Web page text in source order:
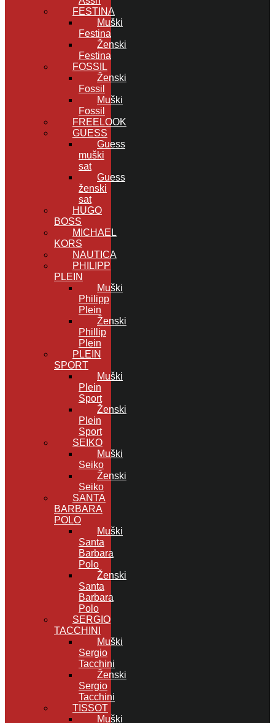
FESTINA
Muški
Festina
Ženski
Festina
FOSSIL
Ženski
Fossil
Muški
Fossil
FREELOOK
GUESS
Guess
muški
sat
Guess
ženski
sat
HUGO
BOSS
MICHAEL
KORS
NAUTICA
PHILIPP
PLEIN
Muški
Philipp
Plein
Ženski
Phillip
Plein
PLEIN
SPORT
Muški
Plein
Sport
Ženski
Plein
Sport
SEIKO
Muški
Seiko
Ženski
Seiko
SANTA
BARBARA
POLO
Muški
Santa
Barbara
Polo
Ženski
Santa
Barbara
Polo
SERGIO
TACCHINI
Muški
Sergio
Tacchini
Ženski
Sergio
Tacchini
TISSOT
Muški